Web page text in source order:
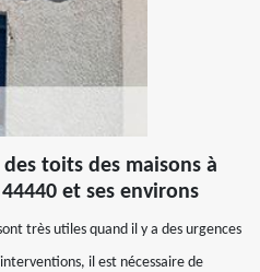
toits des maisons à
et ses environs
très utiles quand il y a des urgences
il est nécessaire de